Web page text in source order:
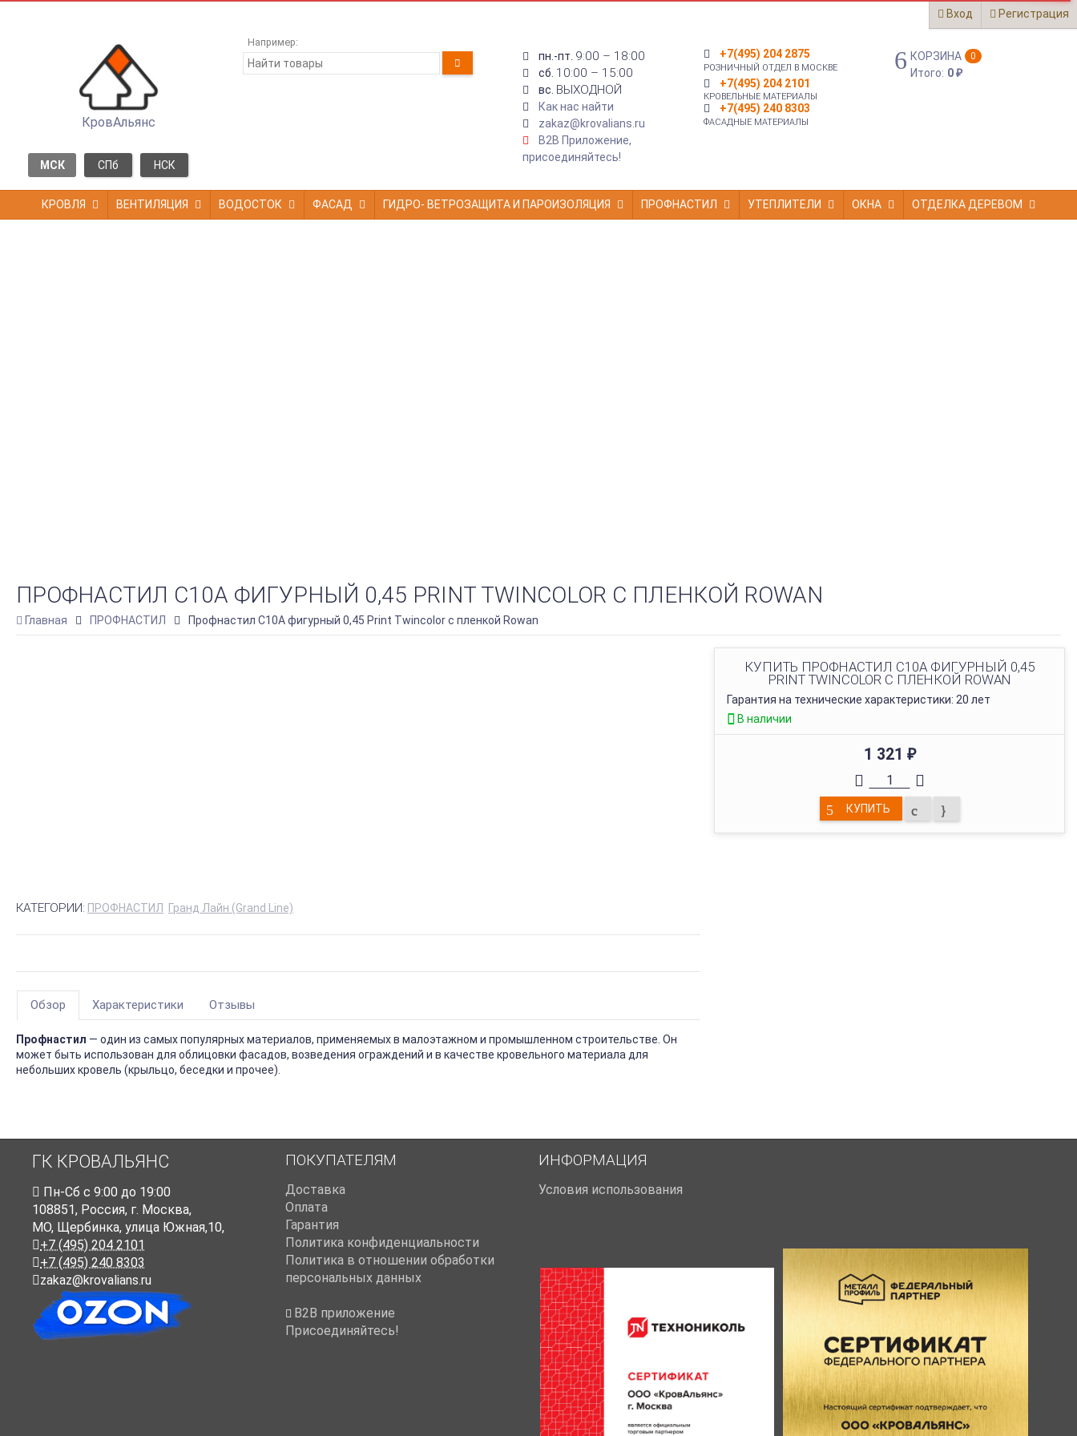
Вход Регистрация
КровАльянс
МСК СПб НСК
Например:
пн.-пт. 9:00 – 18:00
сб. 10:00 – 15:00
вс. ВЫХОДНОЙ
Как нас найти
zakaz@krovalians.ru
B2B Приложение,
присоединяйтесь!
+7(495) 204 2875
РОЗНИЧНЫЙ ОТДЕЛ В МОСКВЕ
+7(495) 204 2101
КРОВЕЛЬНЫЕ МАТЕРИАЛЫ
+7(495) 240 8303
ФАСАДНЫЕ МАТЕРИАЛЫ
КОРЗИНА 0
Итого: 0₽
КРОВЛЯ ВЕНТИЛЯЦИЯ ВОДОСТОК ФАСАД ГИДРО- ВЕТРОЗАЩИТА И ПАРОИЗОЛЯЦИЯ ПРОФНАСТИЛ УТЕПЛИТЕЛИ ОКНА ОТДЕЛКА ДЕРЕВОМ
ПРОФНАСТИЛ С10A ФИГУРНЫЙ 0,45 PRINT TWINCOLOR С ПЛЕНКОЙ ROWAN
Главная ПРОФНАСТИЛ Профнастил С10A фигурный 0,45 Print Twincolor с пленкой Rowan
КУПИТЬ ПРОФНАСТИЛ С10A ФИГУРНЫЙ 0,45
PRINT TWINCOLOR С ПЛЕНКОЙ ROWAN
Гарантия на технические характеристики: 20 лет
В наличии
1 321 ₽
КУПИТЬ
КАТЕГОРИИ: ПРОФНАСТИЛ Гранд Лайн (Grand Line)
Обзор Характеристики Отзывы
Профнастил — один из самых популярных материалов, применяемых в малоэтажном и промышленном строительстве. Он
может быть использован для облицовки фасадов, возведения ограждений и в качестве кровельного материала для
небольших кровель (крыльцо, беседки и прочее).
ГК КРОВАЛЬЯНС
Пн-Cб с 9:00 до 19:00
108851, Россия, г. Москва,
МО, Щербинка, улица Южная,10,
+7 (495) 204 2101
+7 (495) 240 8303
zakaz@krovalians.ru
ПОКУПАТЕЛЯМ
Доставка
Оплата
Гарантия
Политика конфиденциальности
Политика в отношении обработки
персональных данных
B2B приложение
Присоединяйтесь!
ИНФОРМАЦИЯ
Условия использования